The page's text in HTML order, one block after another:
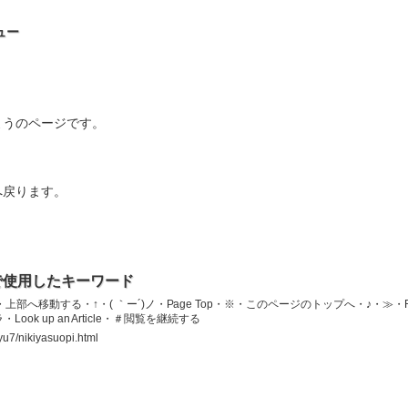
ー
のページです。
ります。
用したキーワード
部へ移動する・↑・( ｀ー´)ノ・Page Top・※・このページのトップへ・♪・≫
Look up an Article・＃閲覧を継続する
nikiyasuopi.html